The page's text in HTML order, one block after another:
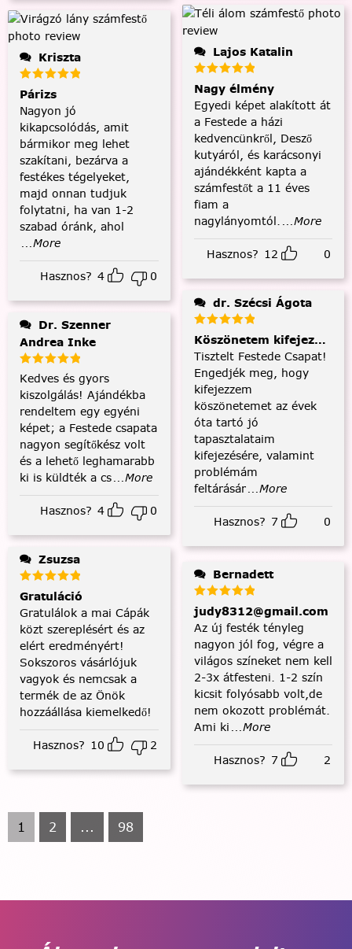
Kriszta
Párizs
Nagyon jó
kikapcsolódás, amit
bármikor meg lehet
szakítani, bezárva a
festékes tégelyeket,
majd onnan tudjuk
folytatni, ha van 1-2
szabad óránk, ahol
...More
Hasznos? 4 0
Andrea Inke
Kedves és gyors
kiszolgálás! Ajándékba
rendeltem egy egyéni
képet; a Festede csapata
nagyon segítőkész volt
és a lehető leghamarabb
ki is küldték a cs...More
Hasznos? 4 0
Zsuzsa
Gratuláció
Gratulálok a mai Cápák
közt szereplésért és az
elért eredményért!
Sokszoros vásárlójuk
vagyok és nemcsak a
termék de az Önök
hozzáállása kiemelkedő!
Hasznos? 10 2
Lajos Katalin
Nagy élmény
Egyedi képet alakított át
a Festede a házi
kedvencünkről, Desző
kutyáról, és karácsonyi
ajándékként kapta a
számfestőt a 11 éves
fiam a
nagylányomtól. ...More
Hasznos? 12 0
dr. Szécsi Ágota
Köszönetem kifejezése
Tisztelt Festede Csapat!
Engedjék meg, hogy
kifejezzem
köszönetemet az évek
óta tartó jó
tapasztalataim
kifejezésére, valamint
problémám
feltárásár...More
Hasznos? 7 0
Bernadett
judy8312@gmail.com
Az új festék tényleg
nagyon jól fog, végre a
világos színeket nem kell
2-3x átfesteni. 1-2 szín
kicsit folyósabb volt,de
nem okozott problémát.
Ami ki ...More
Hasznos? 7 2
1 2 ... 98